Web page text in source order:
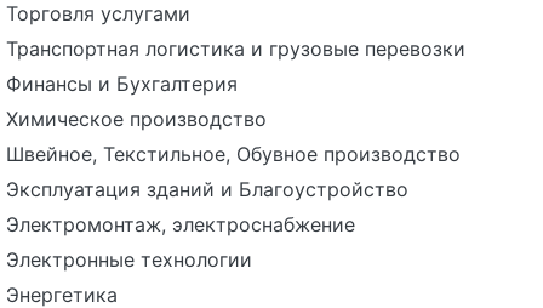
Торговля услугами
Транспортная логистика и грузовые перевозки
Финансы и Бухгалтерия
Химическое производство
Швейное, Текстильное, Обувное производство
Эксплуатация зданий и Благоустройство
Электромонтаж, электроснабжение
Электронные технологии
Энергетика